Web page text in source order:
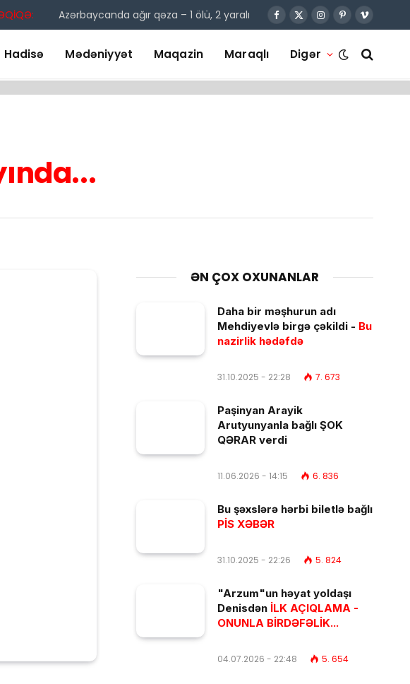
Azərbaycanda ağır qəza – 1 ölü, 2 yaralı Facebook
X
Instagram
Pinterest
Vimeo
Hadisə Mədəniyyət Maqazin Maraqlı Digər
ƏN ÇOX OXUNANLAR
Daha bir məşhurun adı
Mehdiyevlə birgə çəkildi - Bu
nazirlik hədəfdə
31.10.2025 - 22:28 7. 673
Paşinyan Arayik
Arutyunyanla bağlı ŞOK
QƏRAR verdi
11.06.2026 - 14:15 6. 836
Bu şəxslərə hərbi biletlə bağlı
PİS XƏBƏR
31.10.2025 - 22:26 5. 824
"Arzum"un həyat yoldaşı
Denisdən İLK AÇIQLAMA -
ONUNLA BİRDƏFƏLİK...
04.07.2026 - 22:48 5. 654